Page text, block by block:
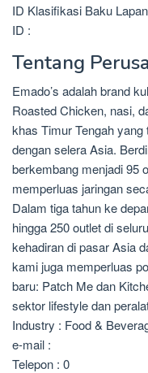
ID Klasifikasi Baku
ID :
Tentang
Emado’s adalah brand
Roasted Chicken, nasi,
khas Timur Tengah
dengan selera Asia.
berkembang menjadi 95
memperluas jaringan
Dalam tiga tahun ke
hingga 250 outlet di
kehadiran di pasar Asia
kami juga memperluas
baru: Patch Me dan
sektor lifestyle dan
Industry : Food &
e-mail :
Telepon : 0